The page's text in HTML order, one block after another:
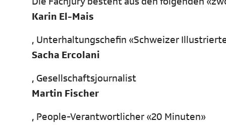
Karin El-Mais
, Unterhaltungschefin «Schweizer
Sacha Ercolani
, Gesellschaftsjournalist
Martin Fischer
, People-Verantwortlicher «20 Minuten»